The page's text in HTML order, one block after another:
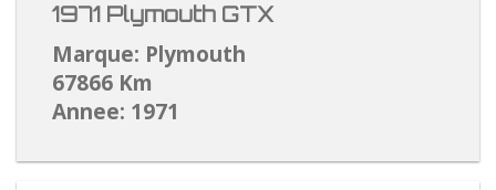
1971 Plymouth GTX
Marque: Plymouth
67866 Km
Annee: 1971